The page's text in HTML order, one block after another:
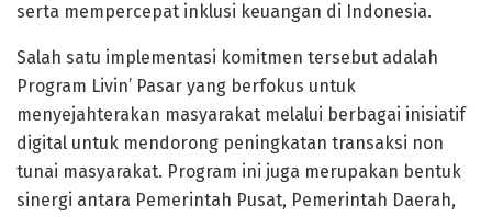
serta mempercepat inklusi keuangan di Indonesia.
Salah satu implementasi komitmen tersebut adalah
Program Livin’ Pasar yang berfokus untuk
menyejahterakan masyarakat melalui berbagai inisiatif
digital untuk mendorong peningkatan transaksi non
tunai masyarakat. Program ini juga merupakan bentuk
sinergi antara Pemerintah Pusat, Pemerintah Daerah,